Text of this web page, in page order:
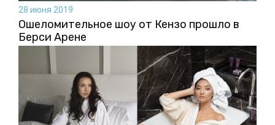
28 июня 2019
Ошеломительное шоу от Кензо прошло в
Берси Арене